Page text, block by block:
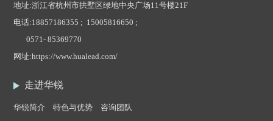
走进华锐
华锐简介 特色与优势 咨询团队
地址:浙江省杭州市拱墅区绿地中央广场11号楼21F
电话:18857186355 ; 15005816650 ;
0571- 85369770
网址:https://www.hualead.com/